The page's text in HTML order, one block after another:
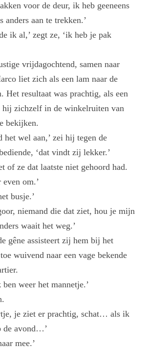
voor de deur, ik heb geeneens
anders aan te trekken.’
ik al,’ zegt ze, ‘ik heb je pak
vrijdagochtend, samen naar
liet zich als een lam naar de
Het resultaat was prachtig, als een
hij zichzelf in de winkelruiten van
bekijken.
het wel aan,’ zei hij tegen de
‘dat vindt zij lekker.’
of ze dat laatste niet gehoord had.
om.’
busje.’
niemand die dat ziet, hou je mijn
waait het weg.’
gêne assisteert zij hem bij het
wuivend naar een vage bekende
ben weer het mannetje.’
je ziet er prachtig, schat… als ik
de avond…’
mee.’